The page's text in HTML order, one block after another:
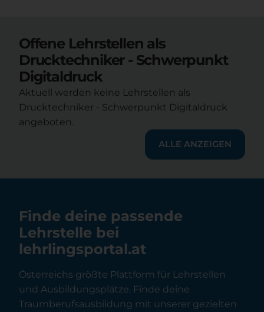
Offene Lehrstellen als
Drucktechniker - Schwerpunkt
Digitaldruck
Aktuell werden keine Lehrstellen als
Drucktechniker - Schwerpunkt Digitaldruck
angeboten.
ALLE ANZEIGEN
Finde deine passende
Lehrstelle bei
lehrlingsportal.at
Österreichs größte Plattform für Lehrstellen
und Ausbildungsplätze. Finde deine
Traumberufsausbildung mit unserer gezielten